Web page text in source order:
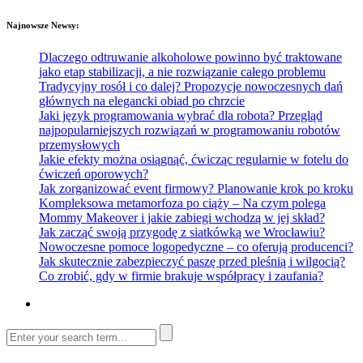
Najnowsze Newsy:
Dlaczego odtruwanie alkoholowe powinno być traktowane
jako etap stabilizacji, a nie rozwiązanie całego problemu
Tradycyjny rosół i co dalej? Propozycje nowoczesnych dań
głównych na elegancki obiad po chrzcie
Jaki język programowania wybrać dla robota? Przegląd
najpopularniejszych rozwiązań w programowaniu robotów
przemysłowych
Jakie efekty można osiągnąć, ćwicząc regularnie w fotelu do
ćwiczeń oporowych?
Jak zorganizować event firmowy? Planowanie krok po kroku
Kompleksowa metamorfoza po ciąży – Na czym polega
Mommy Makeover i jakie zabiegi wchodzą w jej skład?
Jak zacząć swoją przygodę z siatkówką we Wrocławiu?
Nowoczesne pomoce logopedyczne – co oferują producenci?
Jak skutecznie zabezpieczyć paszę przed pleśnią i wilgocią?
Co zrobić, gdy w firmie brakuje współpracy i zaufania?